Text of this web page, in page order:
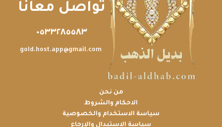
تواصل معانا
٠٥٣٣٢٨٥٥٨٣
gold.host.app@gmail.com
من نحن
الاحكام والشروط
سياسة الاستخدام والخصوصية
سياسة الاستبدال والإرجاع